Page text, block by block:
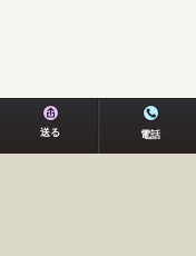
送る 電話